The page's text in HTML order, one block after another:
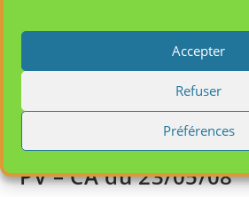
Accepter
Refuser
Préférences
aux Carrières de l'Action Sociale et de
PV – CA du 23/05/08